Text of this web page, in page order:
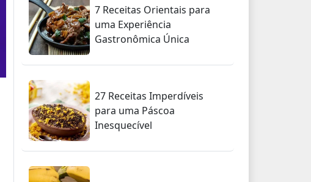
7 Receitas Orientais para
uma Experiência
Gastronômica Única
27 Receitas Imperdíveis
para uma Páscoa
Inesquecível